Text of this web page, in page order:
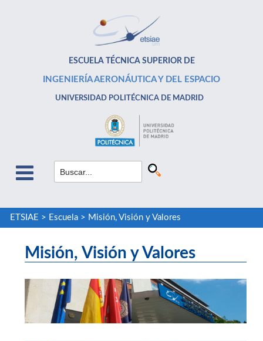
ESCUELA TÉCNICA SUPERIOR DE
INGENIERÍA AERONÁUTICA Y DEL ESPACIO
UNIVERSIDAD POLITÉCNICA DE MADRID
ETSIAE > Escuela> Misión, Visión y Valores
Misión, Visión y Valores